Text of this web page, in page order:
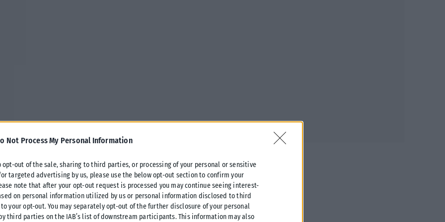
Not Process My Personal Information
opt-out of the sale, sharing to third parties, or processing of your personal or sensitive
targeted advertising by us, please use the below opt-out section to confirm your
note that after your opt-out request is processed you may continue seeing interest-
on personal information utilized by us or personal information disclosed to third
your opt-out. You may separately opt-out of the further disclosure of your personal
third parties on the IAB’s list of downstream participants. This information may also
παίκτες που θα ριχθούν στην
προκριματικών του Ευρωμπάσκετ